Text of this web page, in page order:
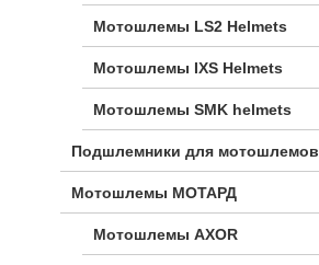
Мотошлемы LS2 Helmets
Мотошлемы IXS Helmets
Мотошлемы SMK helmets
Подшлемники для мотошлемов
Мотошлемы МОТАРД
Мотошлемы AXOR